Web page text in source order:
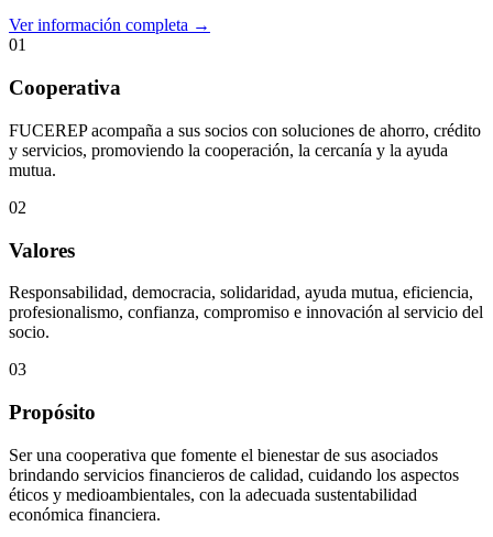
Ver información completa →
01
Cooperativa
FUCEREP acompaña a sus socios con soluciones de ahorro, crédito
y servicios, promoviendo la cooperación, la cercanía y la ayuda
mutua.
02
Valores
Responsabilidad, democracia, solidaridad, ayuda mutua, eficiencia,
profesionalismo, confianza, compromiso e innovación al servicio del
socio.
03
Propósito
Ser una cooperativa que fomente el bienestar de sus asociados
brindando servicios financieros de calidad, cuidando los aspectos
éticos y medioambientales, con la adecuada sustentabilidad
económica financiera.